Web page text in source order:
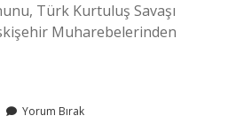
Türk Kurtuluş Savaşı
Muharebelerinden
Yorum Bırak